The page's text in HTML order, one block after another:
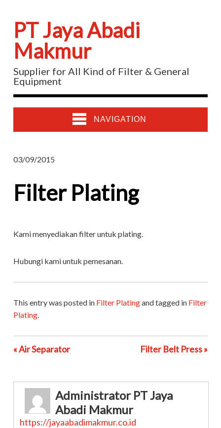
PT Jaya Abadi
Makmur
Supplier for All Kind of Filter & General
Equipment
NAVIGATION
03/09/2015
Filter Plating
Kami menyediakan filter untuk plating.
Hubungi kami untuk pemesanan.
This entry was posted in Filter Platingand tagged in Filter
Plating.
« Air Separator Filter Belt Press »
Administrator PT Jaya
Abadi Makmur
https://jayaabadimakmur.co.id